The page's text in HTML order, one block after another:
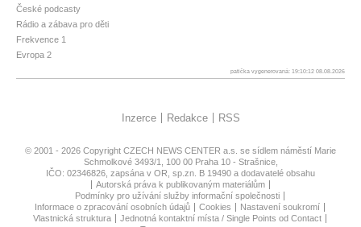
České podcasty
Rádio a zábava pro děti
Frekvence 1
Evropa 2
patička vygenerovaná: 19:10:12 08.08.2026
Inzerce Redakce RSS
© 2001 - 2026 Copyright CZECH NEWS CENTER a.s. se sídlem náměstí Marie
Schmolkové 3493/1, 100 00 Praha 10 - Strašnice,
IČO: 02346826, zapsána v OR, sp.zn. B 19490 a dodavatelé obsahu
Autorská práva k publikovaným materiálům
Podmínky pro užívání služby informační společnosti
Informace o zpracování osobních údajů
Cookies
Nastavení soukromí
Vlastnická struktura
Jednotná kontaktní místa / Single Points od Contact